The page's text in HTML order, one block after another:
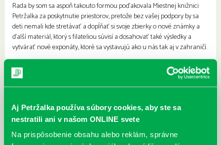
Aj Petržalka používa súbory cookies, aby ste sa
nestratili ani v našom ONLINE svete
Na prispôsobenie obsahu alebo reklám, správne
Rada by som sa aspoň takouto formou poďakovala Miestnej knižnici
Petržalka za poskytnutie priestorov, pretože bez vašej podpory by sa
deti nemali kde stretávať a dopĺňať si svoje zbierky o nové známky a
ďalší materiál, ktorý s filateliou súvisí a dosahovať také výsledky a
vytvárať nové exponáty, ktoré sa vystavujú ako u nás tak aj v zahraničí.
Daniela Schmidtová
vedúca KMF